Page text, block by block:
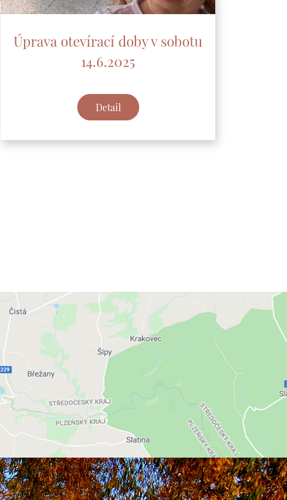
Úprava otevírací doby v sobotu
14.6.2025
Detail